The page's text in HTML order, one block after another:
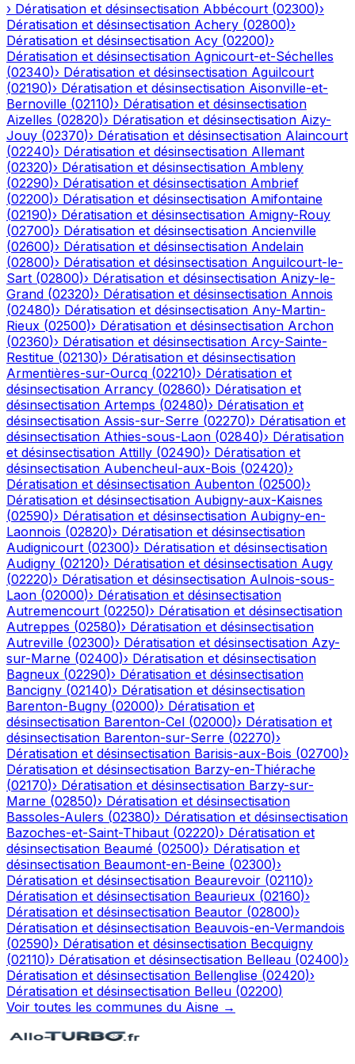
› Dératisation et désinsectisation Abbécourt (02300)›
Dératisation et désinsectisation Achery (02800)›
Dératisation et désinsectisation Acy (02200)›
Dératisation et désinsectisation Agnicourt-et-Séchelles
(02340)› Dératisation et désinsectisation Aguilcourt
(02190)› Dératisation et désinsectisation Aisonville-et-
Bernoville (02110)› Dératisation et désinsectisation
Aizelles (02820)› Dératisation et désinsectisation Aizy-
Jouy (02370)› Dératisation et désinsectisation Alaincourt
(02240)› Dératisation et désinsectisation Allemant
(02320)› Dératisation et désinsectisation Ambleny
(02290)› Dératisation et désinsectisation Ambrief
(02200)› Dératisation et désinsectisation Amifontaine
(02190)› Dératisation et désinsectisation Amigny-Rouy
(02700)› Dératisation et désinsectisation Ancienville
(02600)› Dératisation et désinsectisation Andelain
(02800)› Dératisation et désinsectisation Anguilcourt-le-
Sart (02800)› Dératisation et désinsectisation Anizy-le-
Grand (02320)› Dératisation et désinsectisation Annois
(02480)› Dératisation et désinsectisation Any-Martin-
Rieux (02500)› Dératisation et désinsectisation Archon
(02360)› Dératisation et désinsectisation Arcy-Sainte-
Restitue (02130)› Dératisation et désinsectisation
Armentières-sur-Ourcq (02210)› Dératisation et
désinsectisation Arrancy (02860)› Dératisation et
désinsectisation Artemps (02480)› Dératisation et
désinsectisation Assis-sur-Serre (02270)› Dératisation et
désinsectisation Athies-sous-Laon (02840)› Dératisation
et désinsectisation Attilly (02490)› Dératisation et
désinsectisation Aubencheul-aux-Bois (02420)›
Dératisation et désinsectisation Aubenton (02500)›
Dératisation et désinsectisation Aubigny-aux-Kaisnes
(02590)› Dératisation et désinsectisation Aubigny-en-
Laonnois (02820)› Dératisation et désinsectisation
Audignicourt (02300)› Dératisation et désinsectisation
Audigny (02120)› Dératisation et désinsectisation Augy
(02220)› Dératisation et désinsectisation Aulnois-sous-
Laon (02000)› Dératisation et désinsectisation
Autremencourt (02250)› Dératisation et désinsectisation
Autreppes (02580)› Dératisation et désinsectisation
Autreville (02300)› Dératisation et désinsectisation Azy-
sur-Marne (02400)› Dératisation et désinsectisation
Bagneux (02290)› Dératisation et désinsectisation
Bancigny (02140)› Dératisation et désinsectisation
Barenton-Bugny (02000)› Dératisation et
désinsectisation Barenton-Cel (02000)› Dératisation et
désinsectisation Barenton-sur-Serre (02270)›
Dératisation et désinsectisation Barisis-aux-Bois (02700)›
Dératisation et désinsectisation Barzy-en-Thiérache
(02170)› Dératisation et désinsectisation Barzy-sur-
Marne (02850)› Dératisation et désinsectisation
Bassoles-Aulers (02380)› Dératisation et désinsectisation
Bazoches-et-Saint-Thibaut (02220)› Dératisation et
désinsectisation Beaumé (02500)› Dératisation et
désinsectisation Beaumont-en-Beine (02300)›
Dératisation et désinsectisation Beaurevoir (02110)›
Dératisation et désinsectisation Beaurieux (02160)›
Dératisation et désinsectisation Beautor (02800)›
Dératisation et désinsectisation Beauvois-en-Vermandois
(02590)› Dératisation et désinsectisation Becquigny
(02110)› Dératisation et désinsectisation Belleau (02400)›
Dératisation et désinsectisation Bellenglise (02420)›
Dératisation et désinsectisation Belleu (02200)
Voir toutes les communes du Aisne →